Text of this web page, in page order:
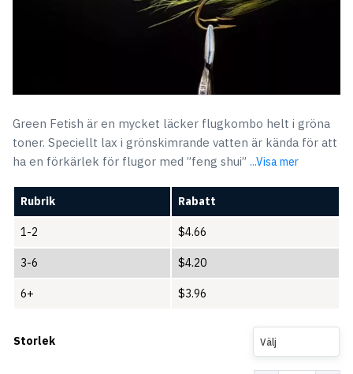
Green Fetish är en mycket läcker flugkombo helt i gröna
toner. Speciellt lax i grönskimrande vatten är kända för att
ha en förkärlek för flugor med ”feng shui” ...Visa mer
Rubrik Rabatt
1-2 $4.66
3-6 $4.20
6+ $3.96
Storlek Välj